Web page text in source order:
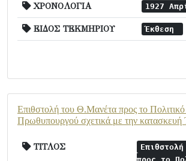
ΧΡΟΝΟΛΟΓΙΑ 1927
ΕΙΔΟΣ ΤΕΚΜΗΡΙΟΥ Έκθεση
Επιθστολή του Θ.Μανέτα προς το
Πρωθυπουργού σχετικά με την κατασκευή
ΤΙΤΛΟΣ